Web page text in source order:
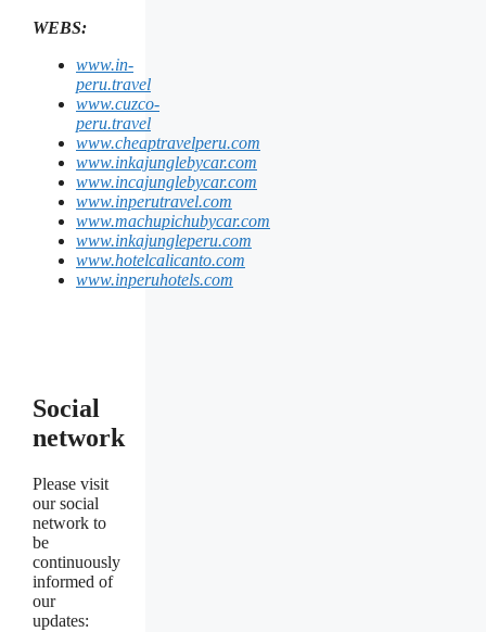
WEBS:
www.in-
peru.travel
www.cuzco-
peru.travel
www.cheaptravelperu.com
www.inkajunglebycar.com
www.incajunglebycar.com
www.inperutravel.com
www.machupichubycar.com
www.inkajungleperu.com
www.hotelcalicanto.com
www.inperuhotels.com
Social
network
Please visit
our social
network to
be
continuously
informed of
our
updates: